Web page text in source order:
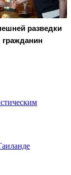
разведки
гражданин